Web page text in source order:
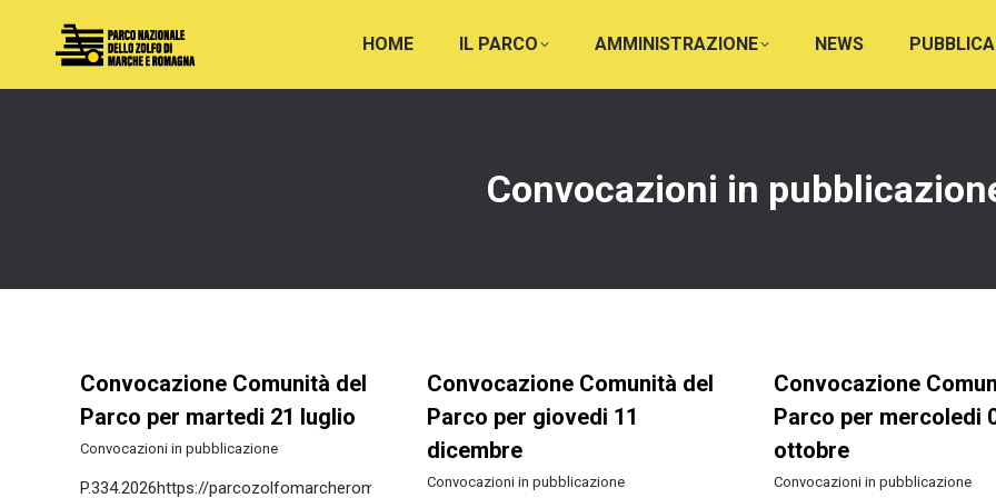
HOME IL PARCO AMMINISTRAZIONE NEWS
Convocazioni in
Convocazione Comunità del
Parco per martedi 21 luglio
Convocazioni in pubblicazione
P.334.2026https://parcozolfomarcheromagna.it/wp-
Convocazione Comunità del
Parco per giovedi 11
dicembre
Convocazioni in pubblicazione
Convocazione
Parco per mercoledi
ottobre
Convocazioni in pubblicazione